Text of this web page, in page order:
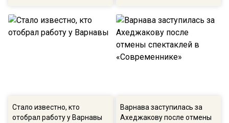
Стало известно, кто
отобрал работу у Варнавы
Варнава заступилась за
Ахеджакову после отмены